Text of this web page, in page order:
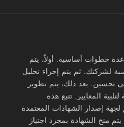
خطوات أساسية. أولاً، يتم
لشركتك. ثم يتم إجراء تحليل
تحسين. بعد ذلك، يتم تطوير
المعايير. تتبع هذه
لجهة إصدار الشهادات المعتمدة
يتم منح الشهادة بمجرد اجتياز